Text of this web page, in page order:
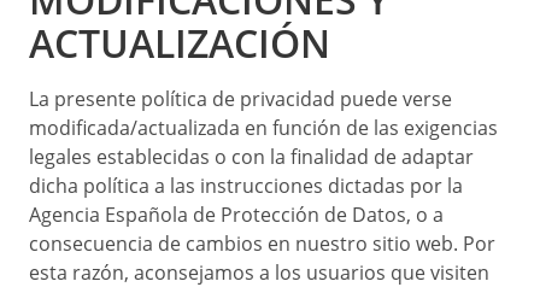
ACTUALIZACIÓN
La presente política de privacidad puede verse
modificada/actualizada en función de las exigencias
legales establecidas o con la finalidad de adaptar
dicha política a las instrucciones dictadas por la
Agencia Española de Protección de Datos, o a
consecuencia de cambios en nuestro sitio web. Por
esta razón, aconsejamos a los usuarios que visiten